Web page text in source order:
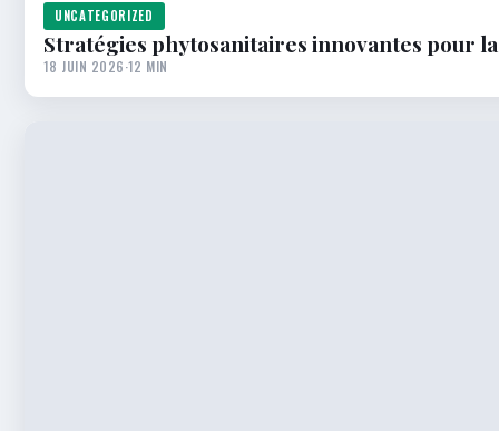
UNCATEGORIZED
Stratégies phytosanitaires innovantes pour
18 JUIN 2026·12 MIN